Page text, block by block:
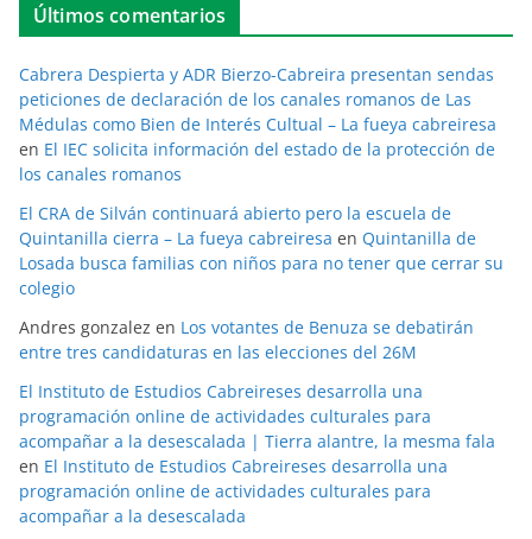
Últimos comentarios
Cabrera Despierta y ADR Bierzo-Cabreira presentan sendas
peticiones de declaración de los canales romanos de Las
Médulas como Bien de Interés Cultual – La fueya cabreiresa
en El IEC solicita información del estado de la protección de
los canales romanos
El CRA de Silván continuará abierto pero la escuela de
Quintanilla cierra – La fueya cabreiresa en Quintanilla de
Losada busca familias con niños para no tener que cerrar su
colegio
Andres gonzalez en Los votantes de Benuza se debatirán
entre tres candidaturas en las elecciones del 26M
El Instituto de Estudios Cabreireses desarrolla una
programación online de actividades culturales para
acompañar a la desescalada | Tierra alantre, la mesma fala
en El Instituto de Estudios Cabreireses desarrolla una
programación online de actividades culturales para
acompañar a la desescalada